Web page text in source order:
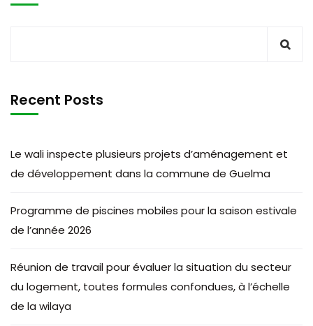
Recent Posts
Le wali inspecte plusieurs projets d’aménagement et
de développement dans la commune de Guelma
Programme de piscines mobiles pour la saison estivale
de l’année 2026
Réunion de travail pour évaluer la situation du secteur
du logement, toutes formules confondues, à l’échelle
de la wilaya